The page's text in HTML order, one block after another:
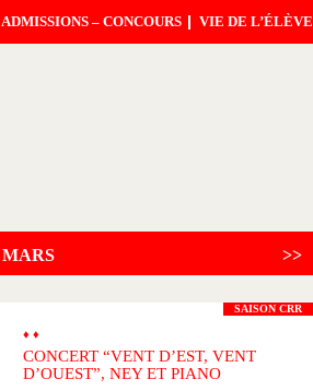
ADMISSIONS – CONCOURS VIE DE L’ÉLÈVE
MARS >>
SAISON CRR
♦ ♦
CONCERT “VENT D’EST, VENT
D’OUEST”, NEY ET PIANO